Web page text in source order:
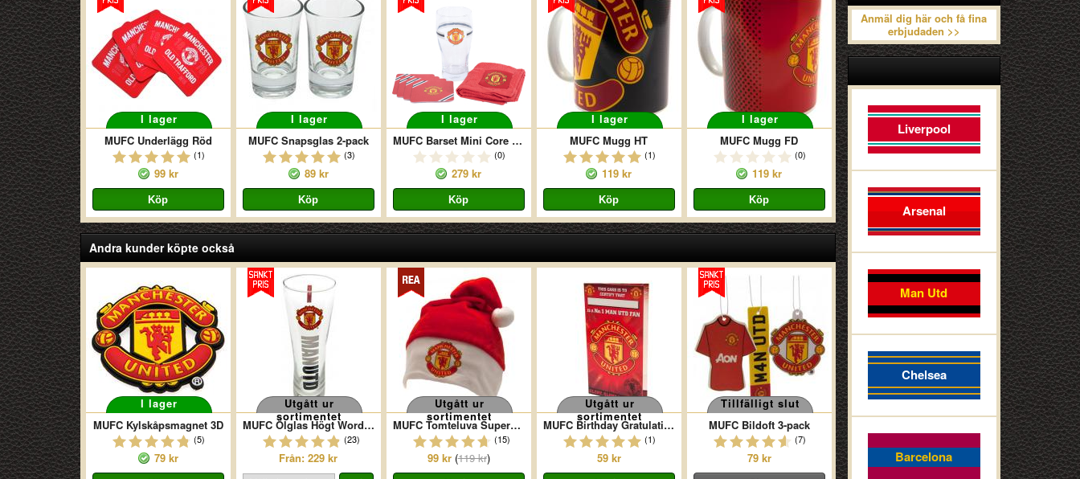
Anmäl dig här och få fina
erbjudaden >>
Liverpool
Arsenal
Man Utd
Chelsea
Barcelona
I lager
MUFC Underlägg Röd
(1)
99 kr
I lager
MUFC Snapsglas 2-pack
(3)
89 kr
I lager
MUFC Barset Mini Core Stripe
(0)
279 kr
I lager
MUFC Mugg HT
(1)
119 kr
I lager
MUFC Mugg FD
(0)
119 kr
Andra kunder köpte också
I lager
MUFC Kylskåpsmagnet 3D
(5)
79 kr
Utgått ur
sortimentet
MUFC Ölglas Högt Wordmark
(23)
Från: 229 kr
Utgått ur
sortimentet
MUFC Tomteluva Supersoft
(15)
99 kr(119 kr)
Utgått ur
sortimentet
MUFC Birthday Gratulationskort No 1 Fan
(1)
59 kr
Tillfälligt slut
MUFC Bildoft 3-pack
(7)
79 kr